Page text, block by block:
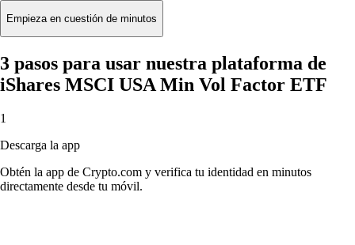
Empieza en cuestión de minutos
3 pasos para usar nuestra plataforma de
iShares MSCI USA Min Vol Factor ETF
1
Descarga la app
Obtén la app de Crypto.com y verifica tu identidad en minutos
directamente desde tu móvil.